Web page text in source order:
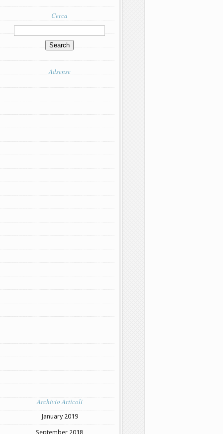
Cerca
Adsense
Archivio Articoli
January 2019
September 2018